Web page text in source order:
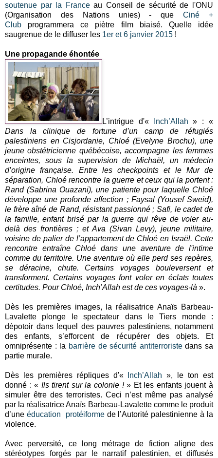
soutenue par la Franceau Conseil de sécurité de l'ONU
(Organisation des Nations unies) - queCiné +
Club
programmera ce piètre film biaisé. Quelle idée
saugrenue de le diffuser les 1er et 6 janvier 2015 !
Une propagande éhontée
L’intrigue d'« Inch’Allah »
: «
Dans la clinique de fortune d’un camp de réfugiés
palestiniens en Cisjordanie, Chloé (Evelyne Brochu), une
jeune obstétricienne québécoise, accompagne les femmes
enceintes, sous la supervision de Michaël, un médecin
d’origine française. Entre les checkpoints et le Mur de
séparation, Chloé rencontre la guerre et ceux qui la portent :
Rand (Sabrina Ouazani), une patiente pour laquelle Chloé
développe une profonde affection ; Faysal (Yousef Sweid),
le frère aîné de Rand, résistant passionné ; Safi, le cadet de
la famille, enfant brisé par la guerre qui rêve de voler au-
delà des frontières ; et Ava (Sivan Levy), jeune militaire,
voisine de palier de l’appartement de Chloé en Israël. Cette
rencontre entraîne Chloé dans une aventure de l'intime
comme du territoire. Une aventure où elle perd ses repères,
se déracine, chute. Certains voyages bouleversent et
transforment. Certains voyages font voler en éclats toutes
certitudes. Pour Chloé, Inch’Allah est de ces voyages-là ».
Dès les premières images, la réalisatrice Anaïs Barbeau-
Lavalette plonge le spectateur dans le Tiers monde :
dépotoir dans lequel des pauvres palestiniens, notamment
des enfants, s’efforcent de récupérer des objets. Et
omniprésente : la barrière de sécurité antiterroristedans sa
partie murale.
Dès les premières répliques d'« Inch’Allah », le ton est
donné : « Ils tirent sur la colonie !» Et les enfants jouent à
simuler être des terroristes. Ceci n’est même pas analysé
par la réalisatrice Anaïs Barbeau-Lavalette comme le produit
d’une éducation protéiformede l’Autorité palestinienne à la
violence.
Avec perversité, ce long métrage de fiction aligne des
stéréotypes forgés par le narratif palestinien, et diffusés